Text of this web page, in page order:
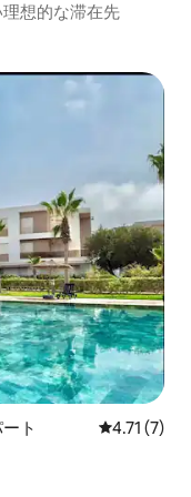
想的な滞在先
ト レビュー7
4.71 (7)